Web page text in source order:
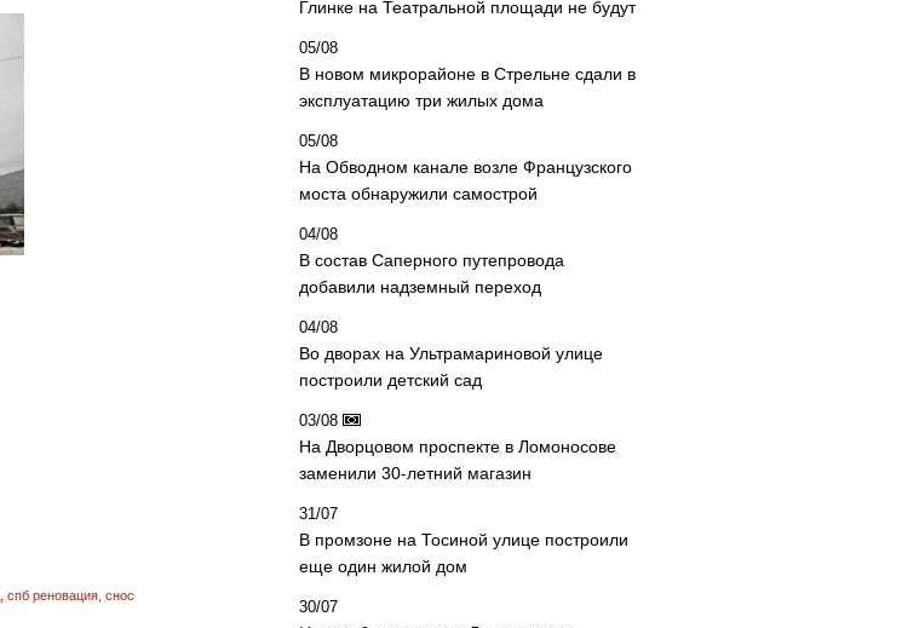
спб реновация снос
Глинке на Театральной площади не будут
05/08
В новом микрорайоне в Стрельне сдали в
эксплуатацию три жилых дома
05/08
На Обводном канале возле Французского
моста обнаружили самострой
04/08
В состав Саперного путепровода
добавили надземный переход
04/08
Во дворах на Ультрамариновой улице
построили детский сад
03/08
На Дворцовом проспекте в Ломоносове
заменили 30-летний магазин
31/07
В промзоне на Тосиной улице построили
еще один жилой дом
30/07